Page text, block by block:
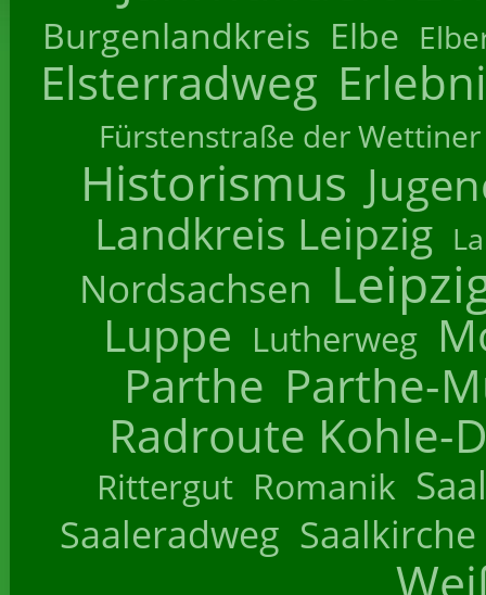
Burgenlandkreis Elbe
Elsterradweg
Fürstenstraße der Wettiner
Historismus
Landkreis Leipzig
Nordsachsen
Luppe Lutherweg
Parthe Parthe-
Radroute Kohle-
Rittergut Romanik
Saaleradweg Saalkirche